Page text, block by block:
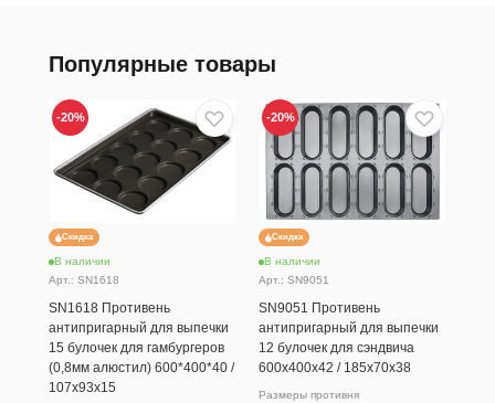
Популярные товары
Скидка
В наличии
Арт.: SN1618
SN1618 Противень
антипригарный для выпечки
15 булочек для гамбургеров
(0,8мм алюстил) 600*400*40 /
107х93х15
-20%
Скидка
В наличии
Арт.: SN9051
SN9051 Противень
антипригарный для выпечки
12 булочек для сэндвича
600х400х42 / 185х70х38
Размеры противня
-20%